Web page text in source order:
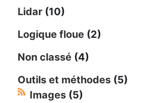
Lidar (10)
Logique floue (2)
Non classé (4)
Outils et méthodes (5)
Images (5)